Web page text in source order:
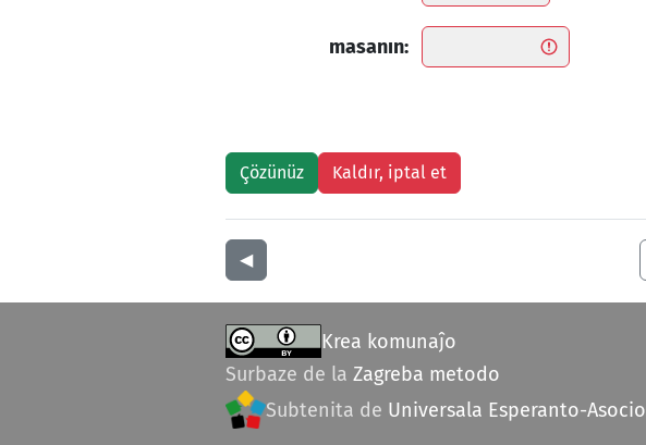
masanın:
◀︎
Krea komunaĵo
Surbaze de la Zagreba metodo
Subtenita de Universala Esperanto-Asocio